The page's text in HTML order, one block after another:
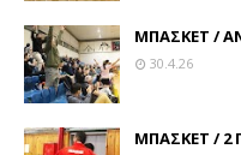
ΜΠΑΣΚΕΤ /
30.4.26
ΜΠΑΣΚΕΤ / 2